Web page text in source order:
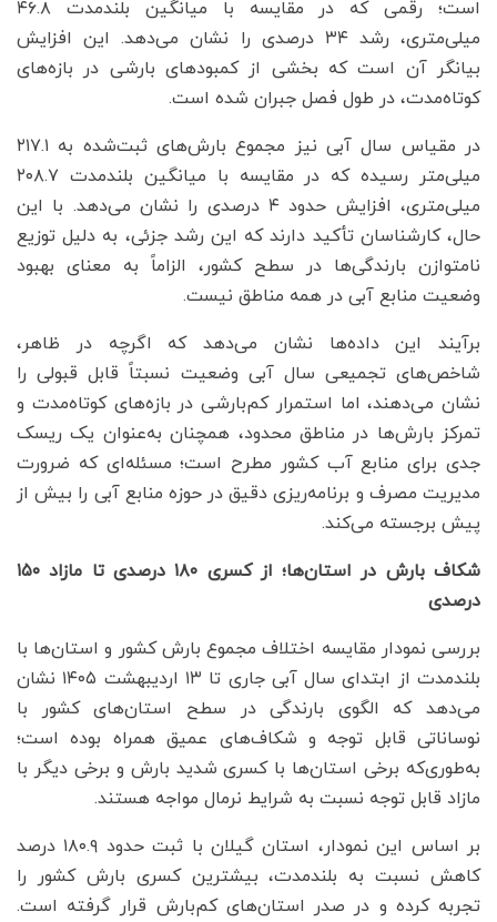
است؛ رقمی که در مقایسه با میانگین بلندمدت ۴۶.۸
میلی‌متری، رشد ۳۴ درصدی را نشان می‌دهد. این افزایش
بیانگر آن است که بخشی از کمبودهای بارشی در بازه‌های
کوتاه‌مدت، در طول فصل جبران شده است.
در مقیاس سال آبی نیز مجموع بارش‌های ثبت‌شده به ۲۱۷.۱
میلی‌متر رسیده که در مقایسه با میانگین بلندمدت ۲۰۸.۷
میلی‌متری، افزایش حدود ۴ درصدی را نشان می‌دهد. با این
حال، کارشناسان تأکید دارند که این رشد جزئی، به دلیل توزیع
نامتوازن بارندگی‌ها در سطح کشور، الزاماً به معنای بهبود
وضعیت منابع آبی در همه مناطق نیست.
برآیند این داده‌ها نشان می‌دهد که اگرچه در ظاهر،
شاخص‌های تجمیعی سال آبی وضعیت نسبتاً قابل قبولی را
نشان می‌دهند، اما استمرار کم‌بارشی در بازه‌های کوتاه‌مدت و
تمرکز بارش‌ها در مناطق محدود، همچنان به‌عنوان یک ریسک
جدی برای منابع آب کشور مطرح است؛ مسئله‌ای که ضرورت
مدیریت مصرف و برنامه‌ریزی دقیق در حوزه منابع آبی را بیش از
پیش برجسته می‌کند.
شکاف بارش در استان‌ها؛ از کسری ۱۸۰ درصدی تا مازاد ۱۵۰
درصدی
بررسی نمودار مقایسه اختلاف مجموع بارش کشور و استان‌ها با
بلندمدت از ابتدای سال آبی جاری تا ۱۳ اردیبهشت ۱۴۰۵ نشان
می‌دهد که الگوی بارندگی در سطح استان‌های کشور با
نوساناتی قابل توجه و شکاف‌های عمیق همراه بوده است؛
به‌طوری‌که برخی استان‌ها با کسری شدید بارش و برخی دیگر با
مازاد قابل توجه نسبت به شرایط نرمال مواجه هستند.
بر اساس این نمودار، استان گیلان با ثبت حدود ۱۸۰.۹ درصد
کاهش نسبت به بلندمدت، بیشترین کسری بارش کشور را
تجربه کرده و در صدر استان‌های کم‌بارش قرار گرفته است.